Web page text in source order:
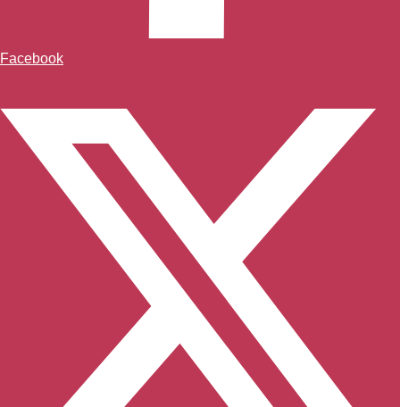
Facebook